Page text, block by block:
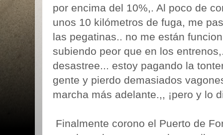
por encima del 10%,. Al poco de
unos 10 kilómetros de fuga, me
las pegatinas.. no me están
subiendo peor que en los
desastree... estoy pagando la
gente y pierdo demasiados
marcha más adelante.,, ¡pero y lo
Finalmente corono el Puerto de